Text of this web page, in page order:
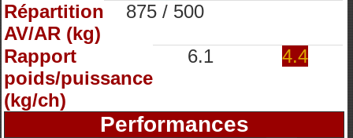
Répartition
AV/AR (kg)
875 / 500
Rapport
poids/puissance
(kg/ch)
6.1 4.4
Performances